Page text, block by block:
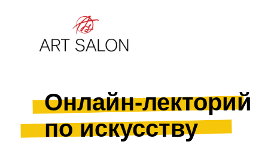
Онлайн-лекторий
по искусству